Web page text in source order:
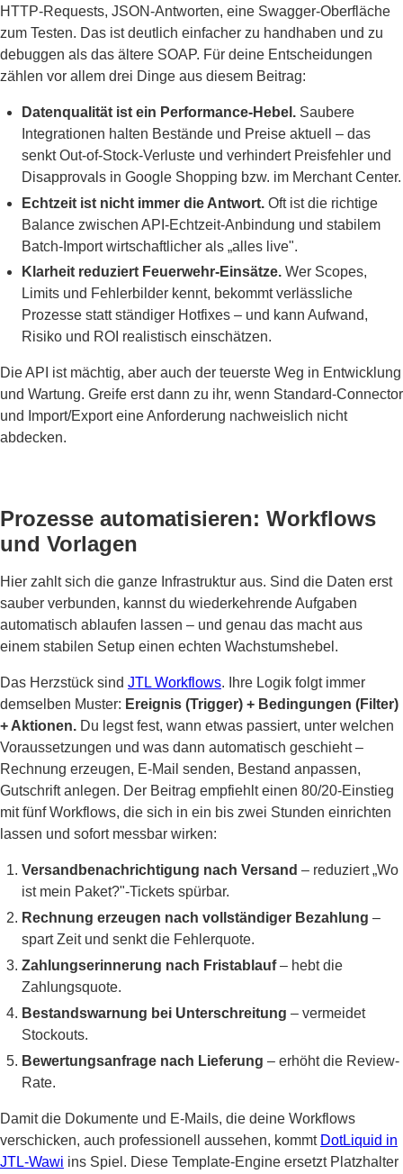
HTTP-Requests, JSON-Antworten, eine Swagger-Oberfläche
zum Testen. Das ist deutlich einfacher zu handhaben und zu
debuggen als das ältere SOAP. Für deine Entscheidungen
zählen vor allem drei Dinge aus diesem Beitrag:
Datenqualität ist ein Performance-Hebel. Saubere
Integrationen halten Bestände und Preise aktuell – das
senkt Out-of-Stock-Verluste und verhindert Preisfehler und
Disapprovals in Google Shopping bzw. im Merchant Center.
Echtzeit ist nicht immer die Antwort. Oft ist die richtige
Balance zwischen API-Echtzeit-Anbindung und stabilem
Batch-Import wirtschaftlicher als „alles live".
Klarheit reduziert Feuerwehr-Einsätze. Wer Scopes,
Limits und Fehlerbilder kennt, bekommt verlässliche
Prozesse statt ständiger Hotfixes – und kann Aufwand,
Risiko und ROI realistisch einschätzen.
Die API ist mächtig, aber auch der teuerste Weg in Entwicklung
und Wartung. Greife erst dann zu ihr, wenn Standard-Connector
und Import/Export eine Anforderung nachweislich nicht
abdecken.
Prozesse automatisieren: Workflows
und Vorlagen
Hier zahlt sich die ganze Infrastruktur aus. Sind die Daten erst
sauber verbunden, kannst du wiederkehrende Aufgaben
automatisch ablaufen lassen – und genau das macht aus
einem stabilen Setup einen echten Wachstumshebel.
Das Herzstück sind JTL Workflows. Ihre Logik folgt immer
demselben Muster: Ereignis (Trigger) + Bedingungen (Filter)
+ Aktionen. Du legst fest, wann etwas passiert, unter welchen
Voraussetzungen und was dann automatisch geschieht –
Rechnung erzeugen, E-Mail senden, Bestand anpassen,
Gutschrift anlegen. Der Beitrag empfiehlt einen 80/20-Einstieg
mit fünf Workflows, die sich in ein bis zwei Stunden einrichten
lassen und sofort messbar wirken:
Versandbenachrichtigung nach Versand – reduziert „Wo
ist mein Paket?"-Tickets spürbar.
Rechnung erzeugen nach vollständiger Bezahlung –
spart Zeit und senkt die Fehlerquote.
Zahlungserinnerung nach Fristablauf– hebt die
Zahlungsquote.
Bestandswarnung bei Unterschreitung – vermeidet
Stockouts.
Bewertungsanfrage nach Lieferung – erhöht die Review-
Rate.
Damit die Dokumente und E-Mails, die deine Workflows
verschicken, auch professionell aussehen, kommt DotLiquid in
JTL-Wawi ins Spiel. Diese Template-Engine ersetzt Platzhalter